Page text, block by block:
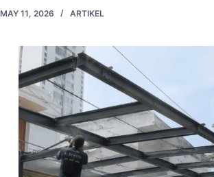
MAY 11, 2026 ARTIKEL